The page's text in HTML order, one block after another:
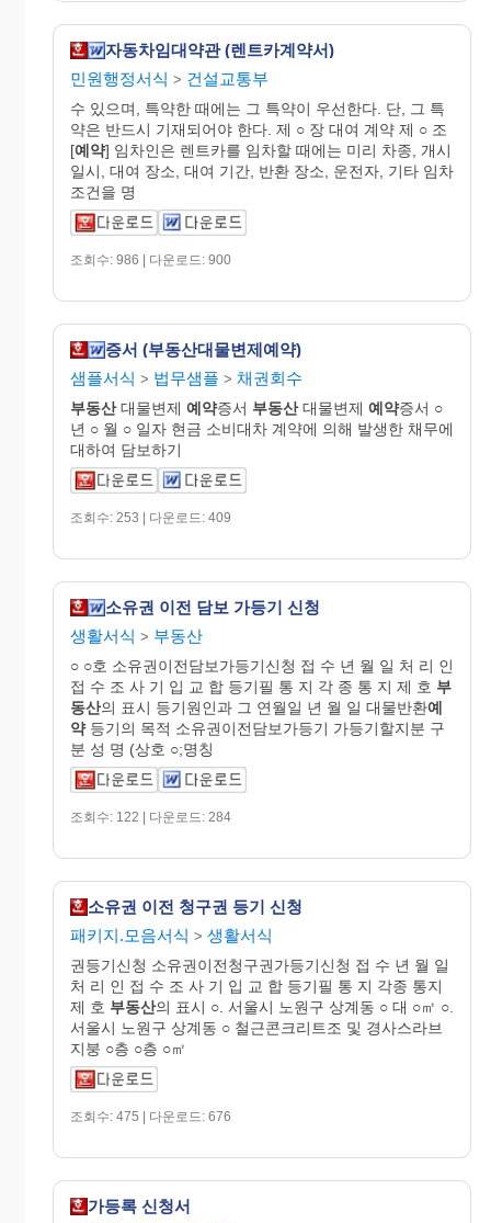
자동차임대약관 (렌트카계약서)
민원행정서식 > 건설교통부
수 있으며, 특약한 때에는 그 특약이 우선한다. 단, 그 특
약은 반드시 기재되어야 한다. 제 ○ 장 대여 계약 제 ○ 조
[예약] 임차인은 렌트카를 임차할 때에는 미리 차종, 개시
일시, 대여 장소, 대여 기간, 반환 장소, 운전자, 기타 임차
조건을 명
조회수: 986 | 다운로드: 900
증서 (부동산대물변제예약)
샘플서식 > 법무샘플 > 채권회수
부동산대물변제 예약증서 부동산대물변제 예약증서 ○
년 ○ 월 ○ 일자 현금 소비대차 계약에 의해 발생한 채무에
대하여 담보하기
조회수: 253 | 다운로드: 409
소유권 이전 담보 가등기 신청
생활서식 > 부동산
○ ○호 소유권이전담보가등기신청 접 수 년 월 일 처 리 인
접 수 조 사 기 입 교 합 등기필 통 지 각 종 통 지 제 호 부
동산의 표시 등기원인과 그 연월일 년 월 일 대물반환예
약등기의 목적 소유권이전담보가등기 가등기할지분 구
분 성 명 (상호 ○;명칭
조회수: 122 | 다운로드: 284
소유권 이전 청구권 등기 신청
패키지.모음서식 > 생활서식
권등기신청 소유권이전청구권가등기신청 접 수 년 월 일
처 리 인 접 수 조 사 기 입 교 합 등기필 통 지 각종 통지
제 호 부동산의 표시 ○. 서울시 노원구 상계동 ○ 대 ○㎡ ○.
서울시 노원구 상계동 ○ 철근콘크리트조 및 경사스라브
지붕 ○층 ○층 ○㎡
조회수: 475 | 다운로드: 676
가등록 신청서